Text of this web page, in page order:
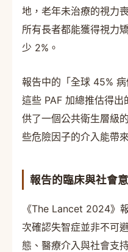
地，老年未治療的視力
所有長者都能獲得視力
少 2%。
報告中的「全球 45%
這些 PAF 加總推估得出
供了一個公共衛生層級
些危險因子的介入能帶
報告的臨床與社會
《The Lancet 2024》
次確認失智症並非不可
態、醫療介入與社會支